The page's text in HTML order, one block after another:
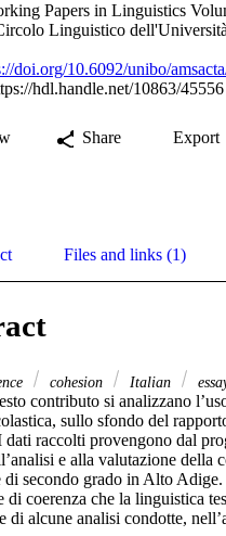
Papers in Linguistics
Linguistico
doi.org/10.6092/unibo/
hdl.handle.net/10863/45556
Share Export
Files and links (1)
cohesion Italian
contributo si analizzano
sullo sfondo del
dati raccolti provengono dal
e alla valutazione della
di secondo grado in Alto
di coerenza che la linguistica
di alcune analisi condotte,